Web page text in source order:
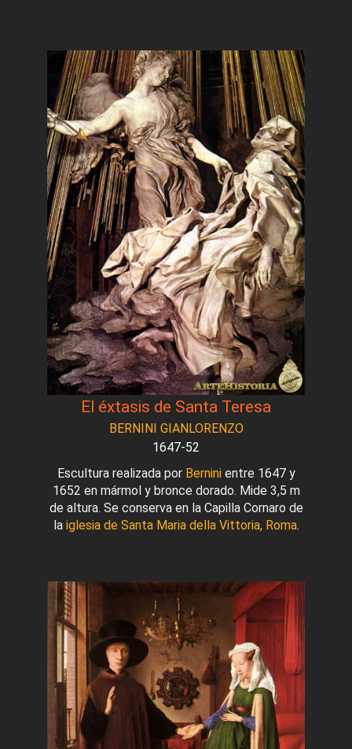
El éxtasis de Santa Teresa
BERNINI GIANLORENZO
1647-52
Escultura realizada por Berninientre 1647 y
1652 en mármol y bronce dorado. Mide 3,5 m
de altura. Se conserva en la Capilla Cornaro de
la iglesia de Santa Maria della Vittoria, Roma.